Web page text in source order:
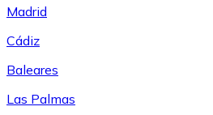
Madrid
Cádiz
Baleares
Las Palmas